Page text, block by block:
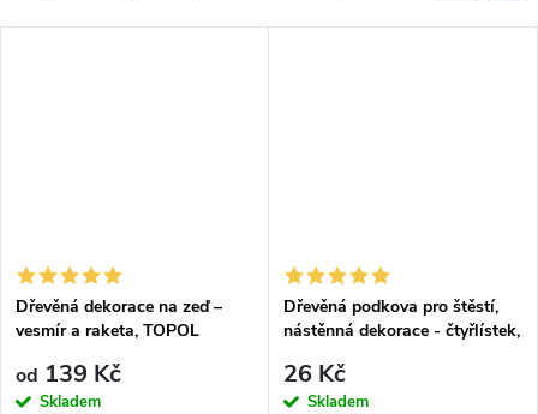
Dřevěná dekorace na zeď –
vesmír a raketa, TOPOL
od 139 Kč
Skladem
Dřevěná podkova pro štěstí,
nástěnná dekorace - čtyřlístek,
26 Kč
Skladem